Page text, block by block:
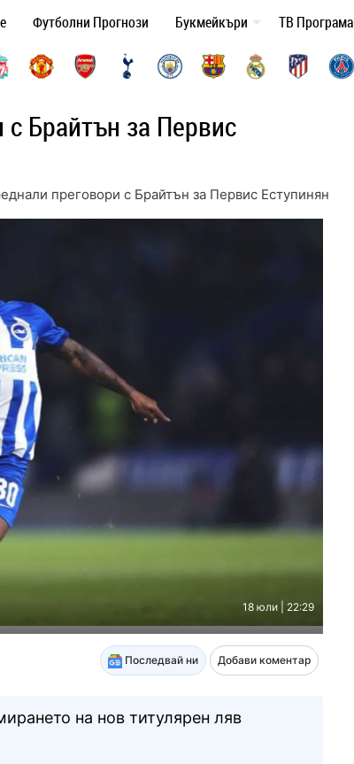
Футболни Прогнози Букмейкъри ТВ Програма
Брайтън за Первис
преговори с Брайтън за Первис Еступинян
18 юли | 22:29
Последвай ни Добави коментар
на нов титулярен ляв